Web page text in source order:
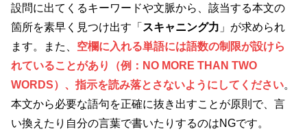
設問に出てくるキーワードや文脈から、該当する本文の
箇所を素早く見つけ出す「スキャニング力 」が求められ
ます。また、 空欄に入れる単語には語数の制限が設けら
れていることがあり（例：NO MORE THAN TWO
WORDS）、指示を読み落とさないようにしてください
本文から必要な語句を正確に抜き出すことが原則で、言
い換えたり自分の言葉で書いたりするのはNGです。